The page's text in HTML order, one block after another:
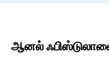
ஆனல்